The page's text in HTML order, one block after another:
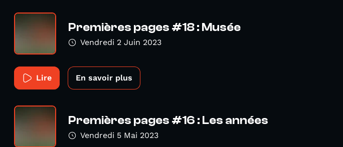
Premières pages #18 : Musée
Vendredi 2 Juin 2023
Lire En savoir plus
Premières pages #16 : Les années
Vendredi 5 Mai 2023